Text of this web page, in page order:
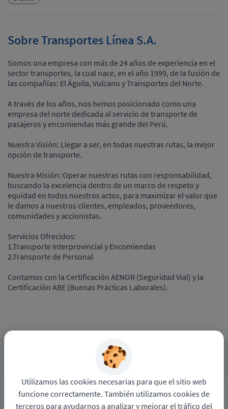
Sobre Transportes Línea S.A.
Somos una empresa con más de 24 años de experiencia en el
sector transportes, la cual nace, en el año 1999, de la fusión de
las compañías: El Águila, Vulcano y Transportes del Norte.
A través de los años, nos hemos posicionado como una
empresa del norte dedicada al servicio de transporte de
pasajeros y encomiendas más grande del Perú.
Nuestra Visión: Llegar a ser, en todas nuestras rutas, la mejor
opción de transporte.
Nuestra Misión: Operar nuestras rutas con responsabilidad,
buscando la excelencia dentro de un marco de respeto y
equidad en todos nuestros actos, para maximizar el valor que
le damos a nuestros clientes, empleados, proveedores,
comunidades y accionistas.
Servicios Ofrecidos:
1.Transporte Interprovincial y Encomiendas
2.Transporte de Personal
Contamos con la Certificación AENOR (Seguridad Vial) y la
Certificación ABE (Buenas Prácticas Laborales).
APLICAR A ESTE PROCESO
Política de privacidad
Utilizamos las cookies necesarias para que el sitio web
funcione correctamente. También utilizamos cookies de
terceros para ayudarnos a analizar y mejorar el tráfico del